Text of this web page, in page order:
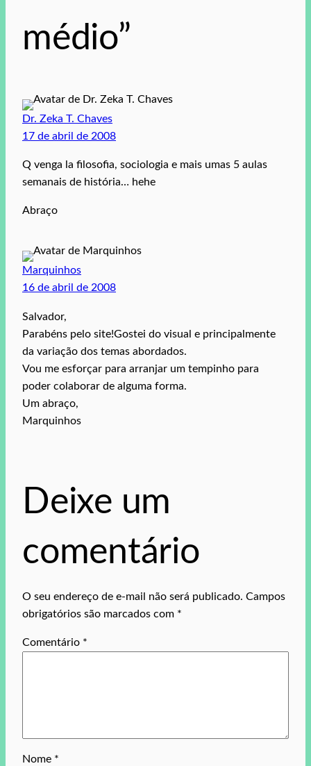
médio”
Dr. Zeka T. Chaves
17 de abril de 2008
Q venga la filosofia, sociologia e mais umas 5 aulas
semanais de história… hehe
Abraço
Marquinhos
16 de abril de 2008
Salvador,
Parabéns pelo site!Gostei do visual e principalmente
da variação dos temas abordados.
Vou me esforçar para arranjar um tempinho para
poder colaborar de alguma forma.
Um abraço,
Marquinhos
Deixe um
comentário
O seu endereço de e-mail não será publicado. Campos
obrigatórios são marcados com *
Comentário *
Nome *